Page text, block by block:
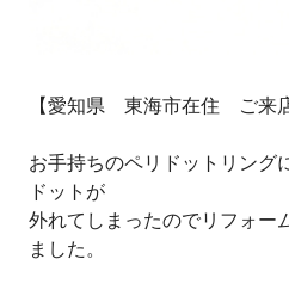
【愛知県 東海市在住 ご来
お手持ちのペリドットリング
ドットが
外れてしまったのでリフォー
ました。